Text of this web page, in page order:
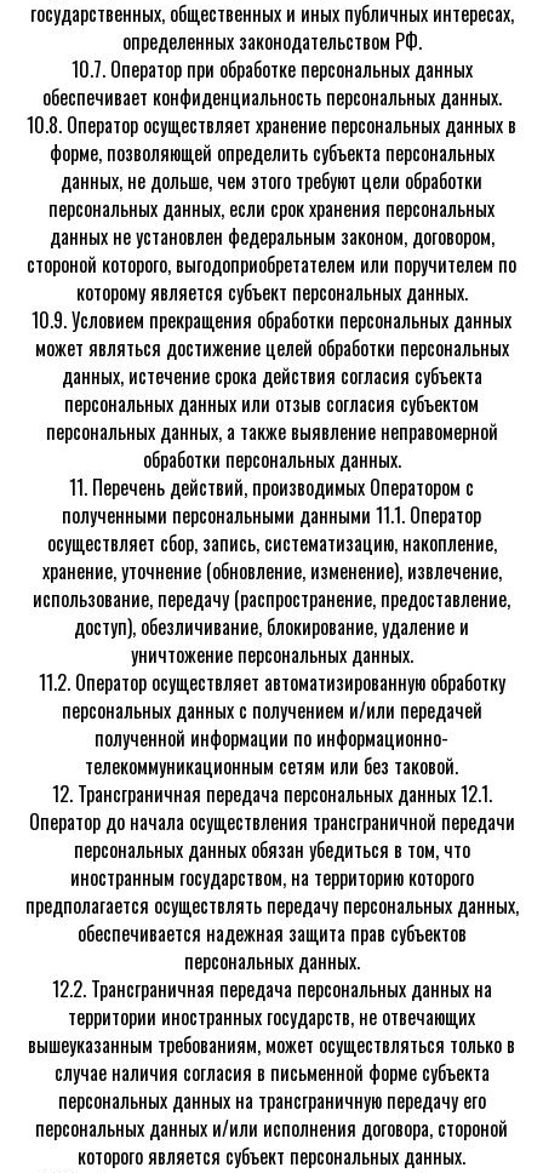
государственных, общественных и иных публичных интересах,
определенных законодательством РФ.
10.7. Оператор при обработке персональных данных
обеспечивает конфиденциальность персональных данных.
10.8. Оператор осуществляет хранение персональных данных в
форме, позволяющей определить субъекта персональных
данных, не дольше, чем этого требуют цели обработки
персональных данных, если срок хранения персональных
данных не установлен федеральным законом, договором,
стороной которого, выгодоприобретателем или поручителем по
которому является субъект персональных данных.
10.9. Условием прекращения обработки персональных данных
может являться достижение целей обработки персональных
данных, истечение срока действия согласия субъекта
персональных данных или отзыв согласия субъектом
персональных данных, а также выявление неправомерной
обработки персональных данных.
11. Перечень действий, производимых Оператором с
полученными персональными данными 11.1. Оператор
осуществляет сбор, запись, систематизацию, накопление,
хранение, уточнение (обновление, изменение), извлечение,
использование, передачу (распространение, предоставление,
доступ), обезличивание, блокирование, удаление и
уничтожение персональных данных.
11.2. Оператор осуществляет автоматизированную обработку
персональных данных с получением и/или передачей
полученной информации по информационно-
телекоммуникационным сетям или без таковой.
12. Трансграничная передача персональных данных 12.1.
Оператор до начала осуществления трансграничной передачи
персональных данных обязан убедиться в том, что
иностранным государством, на территорию которого
предполагается осуществлять передачу персональных данных,
обеспечивается надежная защита прав субъектов
персональных данных.
12.2. Трансграничная передача персональных данных на
территории иностранных государств, не отвечающих
вышеуказанным требованиям, может осуществляться только в
случае наличия согласия в письменной форме субъекта
персональных данных на трансграничную передачу его
персональных данных и/или исполнения договора, стороной
которого является субъект персональных данных.